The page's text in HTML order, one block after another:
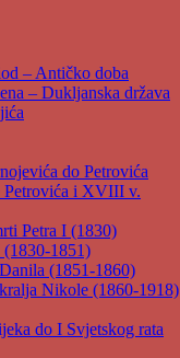
– Antičko doba
– Dukljanska država
do Petrovića
Petrovića i XVIII v.
Petra I (1830)
1851)
(1851-1860)
Nikole (1860-1918)
do I Svjetskog rata